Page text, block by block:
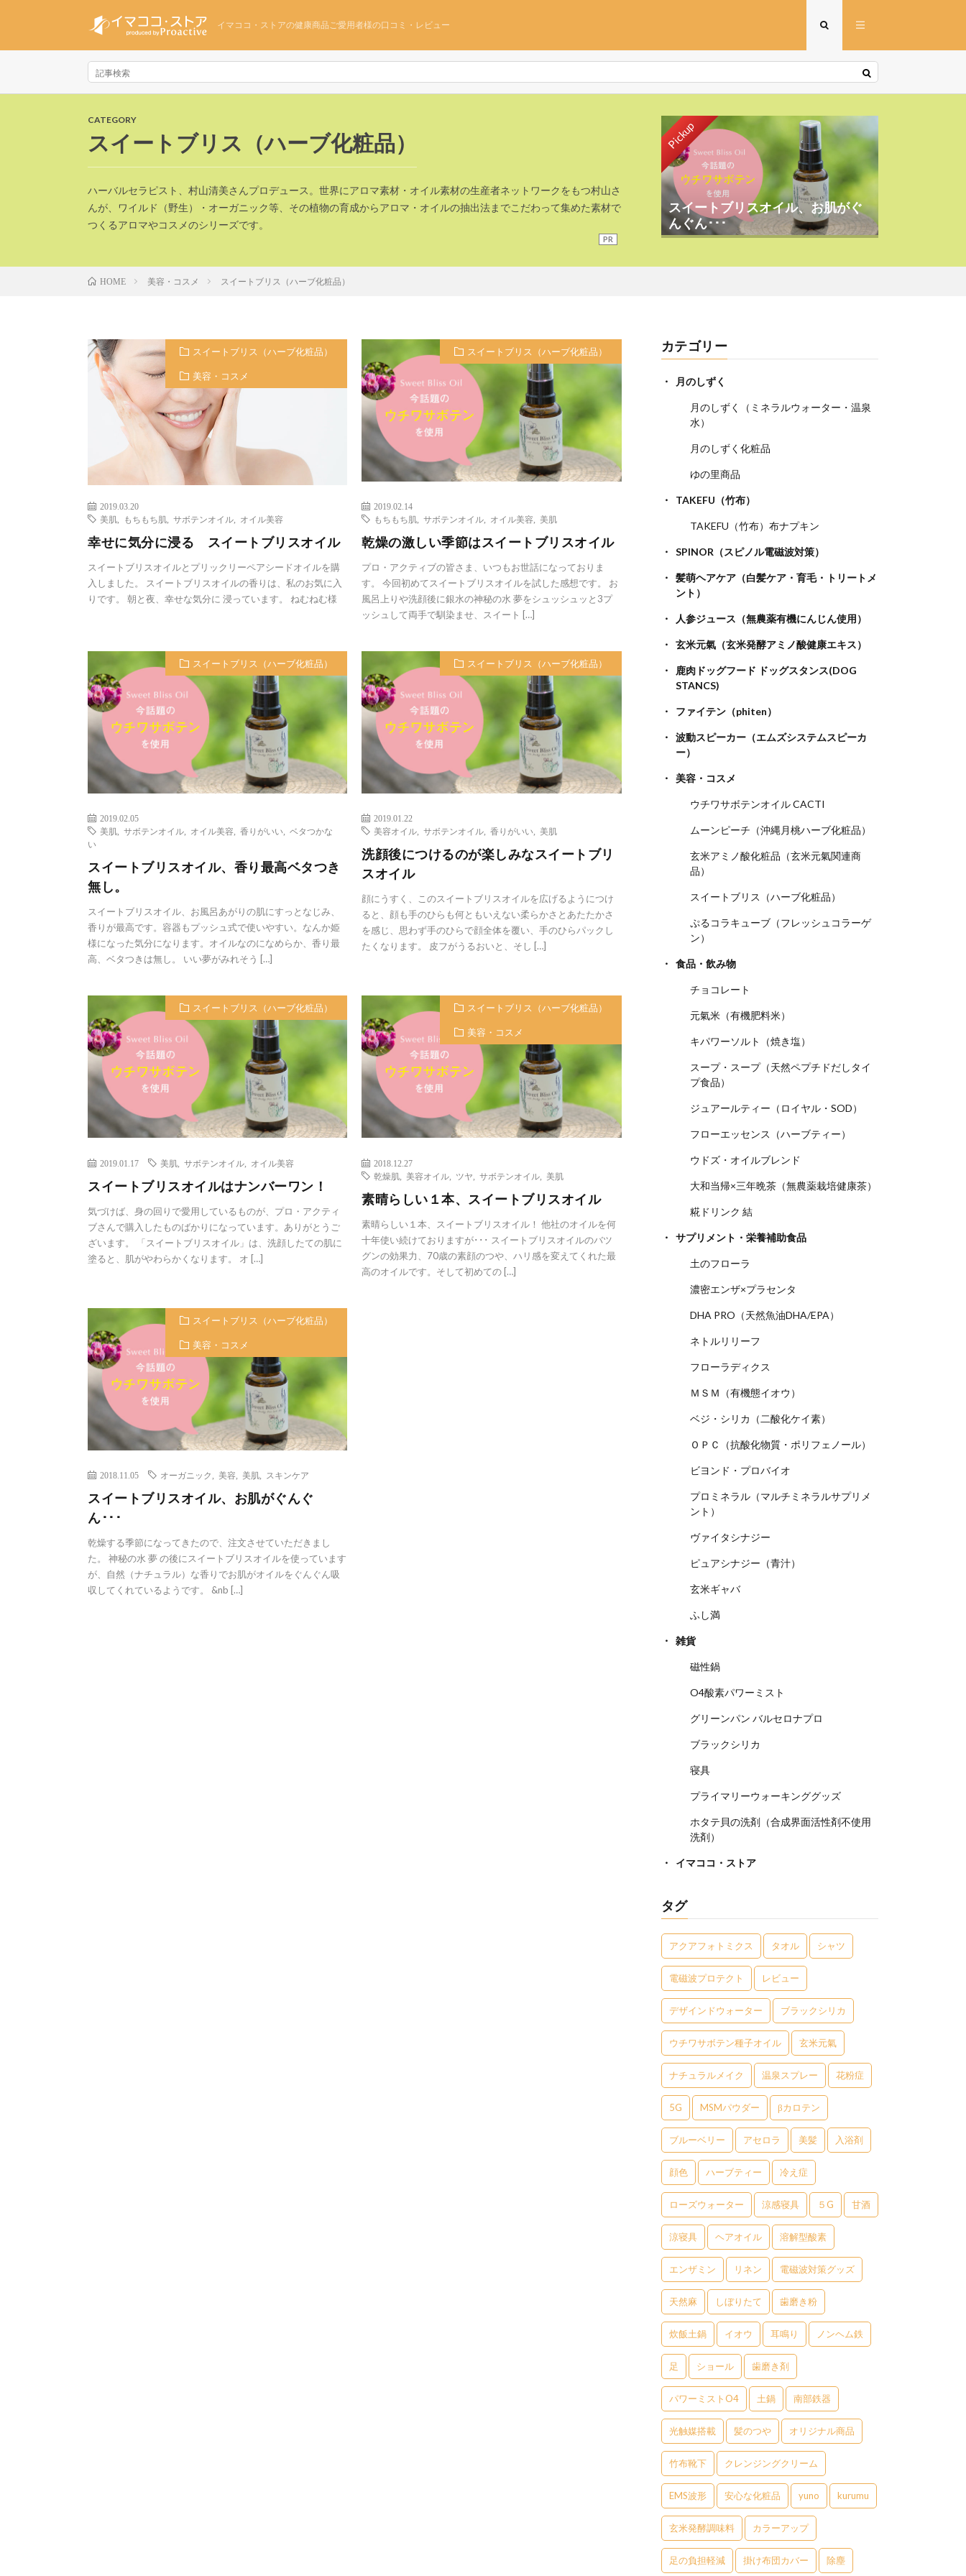
イマココ・ストアの健康商品ご愛用者様の口コミ・レビュー
CATEGORY
スイートブリス（ハーブ化粧品）
ハーバルセラピスト、村山清美さんプロデュース。世界にアロマ素材・オイル素材の生産者ネットワークをもつ村山さ
んが、ワイルド（野生）・オーガニック等、その植物の育成からアロマ・オイルの抽出法までこだわって集めた素材で
つくるアロマやコスメのシリーズです。
PR
Pickup
スイートブリスオイル、お肌がぐ
んぐん･･･
HOME 美容・コスメ スイートブリス（ハーブ化粧品）
スイートブリス（ハーブ化粧品）
美容・コスメ
2019.03.20
美肌
もちもち肌 サボテンオイル オイル美容
幸せに気分に浸る スイートブリスオイル
スイートブリスオイルとプリックリーペアシードオイルを購
入しました。 スイートブリスオイルの香りは、私のお気に入
りです。 朝と夜、幸せな気分に 浸っています。 ねむねむ様
スイートブリス（ハーブ化粧品）
2019.02.14
もちもち肌
,サボテンオイル オイル美容 美肌
乾燥の激しい季節はスイートブリスオイル
プロ・アクティブの皆さま、いつもお世話になっておりま
す。 今回初めてスイートブリスオイルを試した感想です。 お
風呂上りや洗顔後に銀水の神秘の水 夢をシュッシュッと3プ
ッシュして両手で馴染ませ、スイート […]
スイートブリス（ハーブ化粧品）
2019.02.05
美肌
サボテンオイル オイル美容 香りがいい
ベタつかな
い
スイートブリスオイル、香り最高ベタつき
無し。
スイートブリスオイル、お風呂あがりの肌にすっとなじみ、
香りが最高です。容器もプッシュ式で使いやすい。なんか姫
様になった気分になります。オイルなのになめらか、香り最
高、ベタつきは無し。 いい夢がみれそう […]
スイートブリス（ハーブ化粧品）
2019.01.22
美容オイル ,サボテンオイル ,香りがいい 美肌
洗顔後につけるのが楽しみなスイートブリ
スオイル
顔にうすく、このスイートブリスオイルを広げるようにつけ
ると、顔も手のひらも何ともいえない柔らかさとあたたかさ
を感じ、思わず手のひらで顔全体を覆い、手のひらパックし
たくなります。 皮フがうるおいと、そし […]
スイートブリス（ハーブ化粧品）
2019.01.17 美肌 サボテンオイル オイル美容
スイートブリスオイルはナンバーワン！
気づけば、身の回りで愛用しているものが、プロ・アクティ
ブさんで購入したものばかりになっています。ありがとうご
ざいます。 「スイートブリスオイル」は、洗顔したての肌に
塗ると、肌がやわらかくなります。 オ […]
スイートブリス（ハーブ化粧品）
美容・コスメ
2018.12.27
乾燥肌
美容オイル ツヤ ,サボテンオイル 美肌
素晴らしい１本、スイートブリスオイル
素晴らしい１本、スイートブリスオイル！ 他社のオイルを何
十年使い続けておりますが･･･ スイートブリスオイルのバツ
グンの効果力、70歳の素顔のつや、ハリ感を変えてくれた最
高のオイルです。そして初めての […]
スイートブリス（ハーブ化粧品）
美容・コスメ
2018.11.05 オーガニック 美容 美肌 スキンケア
スイートブリスオイル、お肌がぐんぐ
ん･･･
乾燥する季節になってきたので、注文させていただきまし
た。 神秘の水 夢 の後にスイートブリスオイルを使っています
が、自然（ナチュラル）な香りでお肌がオイルをぐんぐん吸
収してくれているようです。 &nb […]
カテゴリー
月のしずく
月のしずく（ミネラルウォーター・温泉
水）
月のしずく化粧品
ゆの里商品
TAKEFU（竹布）
TAKEFU（竹布）布ナプキン
SPINOR（スピノル電磁波対策）
髪萌ヘアケア（白髪ケア・育毛・トリートメ
ント）
人参ジュース（無農薬有機にんじん使用）
玄米元氣（玄米発酵アミノ酸健康エキス）
鹿肉ドッグフード ドッグスタンス(DOG
STANCS)
ファイテン（phiten）
波動スピーカー（エムズシステムスピーカ
ー）
美容・コスメ
ウチワサボテンオイル CACTI
ムーンピーチ（沖縄月桃ハーブ化粧品）
玄米アミノ酸化粧品（玄米元氣関連商
品）
スイートブリス（ハーブ化粧品）
ぷるコラキューブ（フレッシュコラーゲ
ン）
食品・飲み物
チョコレート
元氣米（有機肥料米）
キパワーソルト（焼き塩）
スープ・スープ（天然ペプチドだしタイ
プ食品）
ジュアールティー（ロイヤル・SOD）
フローエッセンス（ハーブティー）
ウドズ・オイルブレンド
大和当帰×三年晩茶（無農薬栽培健康茶）
糀ドリンク 結
サプリメント・栄養補助食品
土のフローラ
濃密エンザ×プラセンタ
DHA PRO（天然魚油DHA/EPA）
ネトルリリーフ
フローラディクス
ＭＳＭ（有機態イオウ）
ベジ・シリカ（二酸化ケイ素）
ＯＰＣ（抗酸化物質・ポリフェノール）
ビヨンド・プロバイオ
プロミネラル（マルチミネラルサプリメ
ント）
ヴァイタシナジー
ピュアシナジー（青汁）
玄米ギャバ
ふし満
雑貨
磁性鍋
O4酸素パワーミスト
グリーンパン バルセロナプロ
ブラックシリカ
寝具
プライマリーウォーキンググッズ
ホタテ貝の洗剤（合成界面活性剤不使用
洗剤）
イマココ・ストア
タグ
アクアフォトミクス タオル シャツ
電磁波プロテクト レビュー
デザインドウォーター ブラックシリカ
ウチワサボテン種子オイル 玄米元氣
ナチュラルメイク 温泉スプレー 花粉症
5G MSMパウダー βカロテン
ブルーベリー アセロラ 美髪 入浴剤
顔色 ハーブティー 冷え症
ローズウォーター 涼感寝具 ５G 甘酒
涼寝具 ヘアオイル 溶解型酸素
エンザミン リネン 電磁波対策グッズ
天然麻 しぼりたて 歯磨き粉
炊飯土鍋 イオウ 耳鳴り ノンヘム鉄
足 ショール 歯磨き剤
パワーミストO4 土鍋 南部鉄器
光触媒搭載 髪のつや オリジナル商品
竹布靴下 クレンジングクリーム
EMS波形 安心な化粧品 yuno kurumu
玄米発酵調味料 カラーアップ
足の負担軽減 掛け布団カバー 除塵